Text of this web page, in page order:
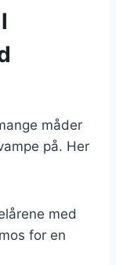
måder
på. Her
med
for en